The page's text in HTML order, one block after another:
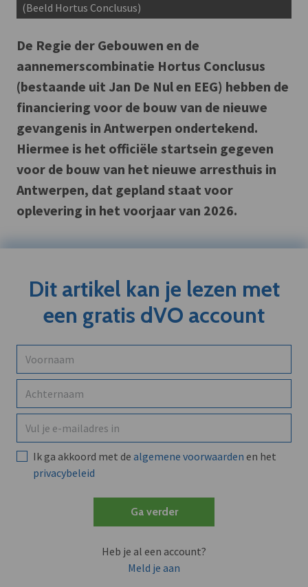
(Beeld Hortus Conclusus)
De Regie der Gebouwen en de
aannemerscombinatie Hortus Conclusus
(bestaande uit Jan De Nul en EEG) hebben de
financiering voor de bouw van de nieuwe
gevangenis in Antwerpen ondertekend.
Hiermee is het officiële startsein gegeven
voor de bouw van het nieuwe arresthuis in
Antwerpen, dat gepland staat voor
oplevering in het voorjaar van 2026.
Dit artikel kan je lezen met
een gratis dVO account
Ik ga akkoord met de algemene voorwaarden en het
privacybeleid
Ga verder
Heb je al een account?
Meld je aan